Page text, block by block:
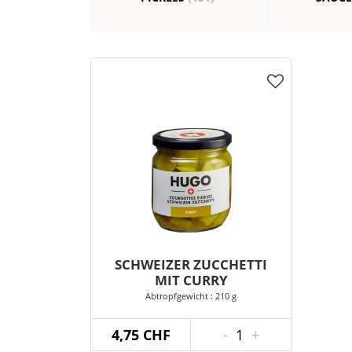
SCHWEIZER ZUCCHETTI
MIT CURRY
Abtropfgewicht : 210 g
4,75 CHF - 1 +